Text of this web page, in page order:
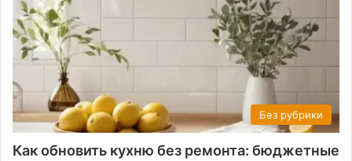
Без рубрики
Как обновить кухню без ремонта: бюджетные